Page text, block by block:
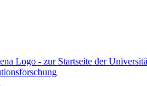
Logo - zur Startseite der